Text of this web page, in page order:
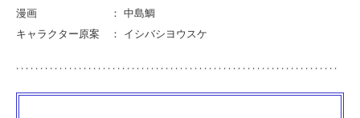
漫画 ： 中島鯛
キャラクター原案 ： イシバシヨウスケ